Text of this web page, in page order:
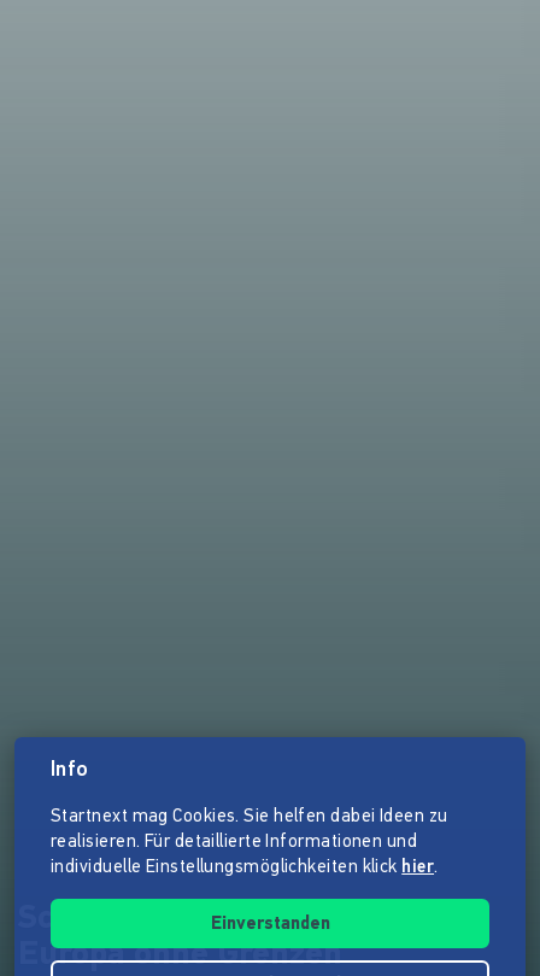
ScoutingTrain 2014 - für ein
Europa ohne Grenzen
Info
Startnext mag Cookies. Sie helfen dabei Ideen zu
realisieren. Für detaillierte Informationen und
individuelle Einstellungsmöglichkeiten klick hier.
Einverstanden